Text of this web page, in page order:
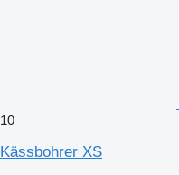
10
Kässbohrer XS